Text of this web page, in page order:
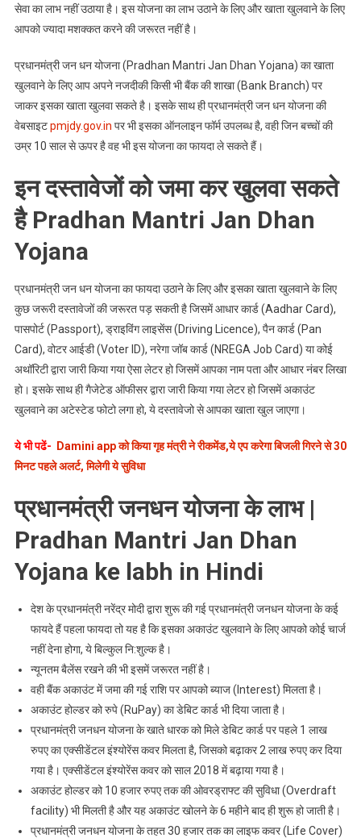
सेवा का लाभ नहीं उठाया है। इस योजना का लाभ उठाने के लिए और खाता खुलवाने के लिए
आपको ज्यादा मशक्कत करने की जरूरत नहीं है।
प्रधानमंत्री जन धन योजना (Pradhan Mantri Jan Dhan Yojana) का खाता
खुलवाने के लिए आप अपने नजदीकी किसी भी बैंक की शाखा (Bank Branch) पर
जाकर इसका खाता खुलवा सकते है। इसके साथ ही प्रधानमंत्री जन धन योजना की
वेबसाइटpmjdy.gov.in पर भी इसका ऑनलाइन फॉर्म उपलब्ध है, वही जिन बच्चों की
उम्र 10 साल से ऊपर है वह भी इस योजना का फायदा ले सकते हैं।
इन दस्तावेजों को जमा कर खुलवा सकते
है Pradhan Mantri Jan Dhan
Yojana
प्रधानमंत्री जन धन योजना का फायदा उठाने के लिए और इसका खाता खुलवाने के लिए
कुछ जरूरी दस्तावेजों की जरूरत पड़ सकती है जिसमें आधार कार्ड (Aadhar Card),
पासपोर्ट (Passport), ड्राइविंग लाइसेंस (Driving Licence), पैन कार्ड (Pan
Card), वोटर आईडी (Voter ID), नरेगा जॉब कार्ड (NREGA Job Card) या कोई
अथॉरिटी द्वारा जारी किया गया ऐसा लेटर हो जिसमें आपका नाम पता और आधार नंबर लिखा
हो। इसके साथ ही गैजेटेड ऑफीसर द्वारा जारी किया गया लेटर हो जिसमें अकाउंट
खुलवाने का अटेस्टेड फोटो लगा हो, ये दस्तावेजो से आपका खाता खुल जाएगा।
ये भी पढें-
Damini app को किया गृह मंत्री ने रीकमेंड,ये एप करेगा बिजली गिरने से 30
मिनट पहले अलर्ट, मिलेगी ये सुविधा
प्रधानमंत्री जनधन योजना के लाभ |
Pradhan Mantri Jan Dhan
Yojana ke labh in Hindi
देश के प्रधानमंत्री नरेंद्र मोदी द्वारा शुरू की गई प्रधानमंत्री जनधन योजना के कई
फायदे हैं पहला फायदा तो यह है कि इसका अकाउंट खुलवाने के लिए आपको कोई चार्ज
नहीं देना होगा, ये बिल्कुल नि:शुल्क है।
न्यूनतम बैलेंस रखने की भी इसमें जरूरत नहीं है।
वही बैंक अकाउंट में जमा की गई राशि पर आपको ब्याज (Interest) मिलता है।
अकाउंट होल्डर को रुपे (RuPay) का डेबिट कार्ड भी दिया जाता है।
प्रधानमंत्री जनधन योजना के खाते धारक को मिले डेबिट कार्ड पर पहले 1 लाख
रुपए का एक्सीडेंटल इंश्योरेंस कवर मिलता है, जिसको बढ़ाकर 2 लाख रुपए कर दिया
गया है। एक्सीडेंटल इंश्योरेंस कवर को साल 2018 में बढ़ाया गया है।
अकाउंट होल्डर को 10 हजार रुपए तक की ओवरड्राफ्ट की सुविधा (Overdraft
facility) भी मिलती है और यह अकाउंट खोलने के 6 महीने बाद ही शुरू हो जाती है।
प्रधानमंत्री जनधन योजना के तहत 30 हजार तक का लाइफ कवर (Life Cover)